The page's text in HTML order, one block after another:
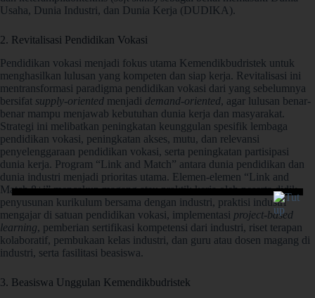
Usaha, Dunia Industri, dan Dunia Kerja (DUDIKA).
2. Revitalisasi Pendidikan Vokasi
Pendidikan vokasi menjadi fokus utama Kemendikbudristek untuk
menghasilkan lulusan yang kompeten dan siap kerja. Revitalisasi ini
mentransformasi paradigma pendidikan vokasi dari yang sebelumnya
bersifat supply-oriented menjadi demand-oriented, agar lulusan benar-
benar mampu menjawab kebutuhan dunia kerja dan masyarakat.
Strategi ini melibatkan peningkatan keunggulan spesifik lembaga
pendidikan vokasi, peningkatan akses, mutu, dan relevansi
penyelenggaraan pendidikan vokasi, serta peningkatan partisipasi
dunia kerja. Program “Link and Match” antara dunia pendidikan dan
dunia industri menjadi prioritas utama. Elemen-elemen “Link and
Match 8+i” mencakup magang atau praktik kerja oleh peserta didik,
penyusunan kurikulum bersama dengan industri, praktisi industri
mengajar di satuan pendidikan vokasi, implementasi project-based
learning, pemberian sertifikasi kompetensi dari industri, riset terapan
kolaboratif, pembukaan kelas industri, dan guru atau dosen magang di
industri, serta fasilitasi beasiswa.
3. Beasiswa Unggulan Kemendikbudristek